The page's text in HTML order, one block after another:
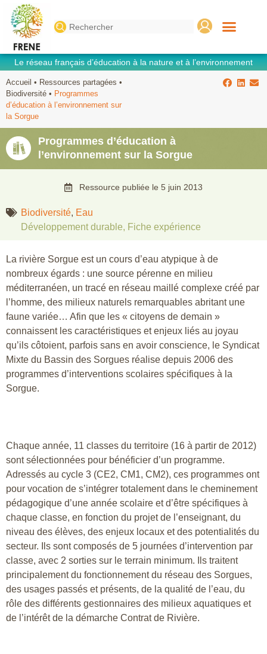
Search
for:
Le réseau français d’éducation à la nature et à l’environnement
Accueil • Ressources partagées •
Biodiversité • Programmes
d’éducation à l’environnement sur
la Sorgue
Programmes d’éducation à
l’environnement sur la Sorgue
La rivière Sorgue est un cours d’eau atypique à de
nombreux égards : une source pérenne en milieu
méditerranéen, un tracé en réseau maillé complexe créé par
l’homme, des milieux naturels remarquables abritant une
faune variée… Afin que les « citoyens de demain »
connaissent les caractéristiques et enjeux liés au joyau
qu’ils côtoient, parfois sans en avoir conscience, le Syndicat
Mixte du Bassin des Sorgues réalise depuis 2006 des
programmes d’interventions scolaires spécifiques à la
Sorgue.
Chaque année, 11 classes du territoire (16 à partir de 2012)
sont sélectionnées pour bénéficier d’un programme.
Adressés au cycle 3 (CE2, CM1, CM2), ces programmes ont
pour vocation de s’intégrer totalement dans le cheminement
pédagogique d’une année scolaire et d’être spécifiques à
chaque classe, en fonction du projet de l’enseignant, du
niveau des élèves, des enjeux locaux et des potentialités du
secteur. Ils sont composés de 5 journées d’intervention par
classe, avec 2 sorties sur le terrain minimum. Ils traitent
principalement du fonctionnement du réseau des Sorgues,
des usages passés et présents, de la qualité de l’eau, du
rôle des différents gestionnaires des milieux aquatiques et
de l’intérêt de la démarche Contrat de Rivière.
Ressource publiée le 5 juin 2013
Biodiversité, Eau
Développement durable, Fiche expérience